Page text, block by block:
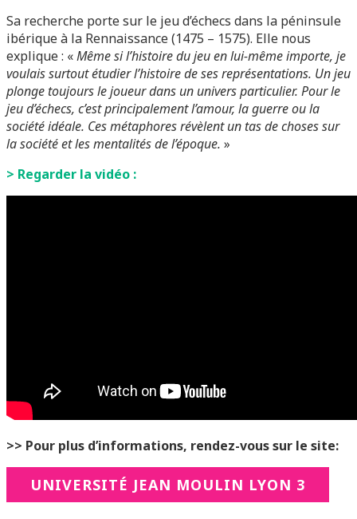
Sa recherche porte sur le jeu d’échecs dans la péninsule
ibérique à la Rennaissance (1475 – 1575). Elle nous
explique : «Même si l’histoire du jeu en lui-même importe, je
voulais surtout étudier l’histoire de ses représentations. Un jeu
plonge toujours le joueur dans un univers particulier. Pour le
jeu d’échecs, c’est principalement l’amour, la guerre ou la
société idéale. Ces métaphores révèlent un tas de choses sur
la société et les mentalités de l’époque. »
> Regarder la vidéo :
>> Pour plus d’informations, rendez-vous sur le site:
UNIVERSITÉ JEAN MOULIN LYON 3